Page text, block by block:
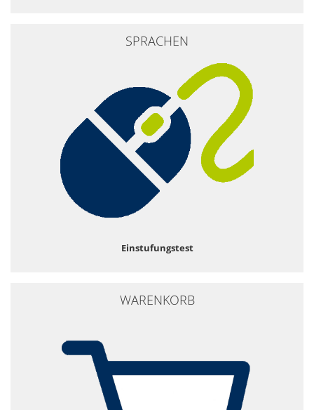
SPRACHEN
Einstufungstest
WARENKORB